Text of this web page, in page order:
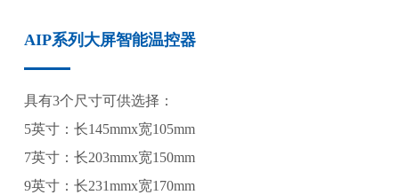
AIP系列大屏智能温控器
具有3个尺寸可供选择：
5英寸：长145mmx宽105mm
7英寸：长203mmx宽150mm
9英寸：长231mmx宽170mm